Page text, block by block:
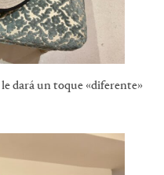
le dará un toque «diferente»